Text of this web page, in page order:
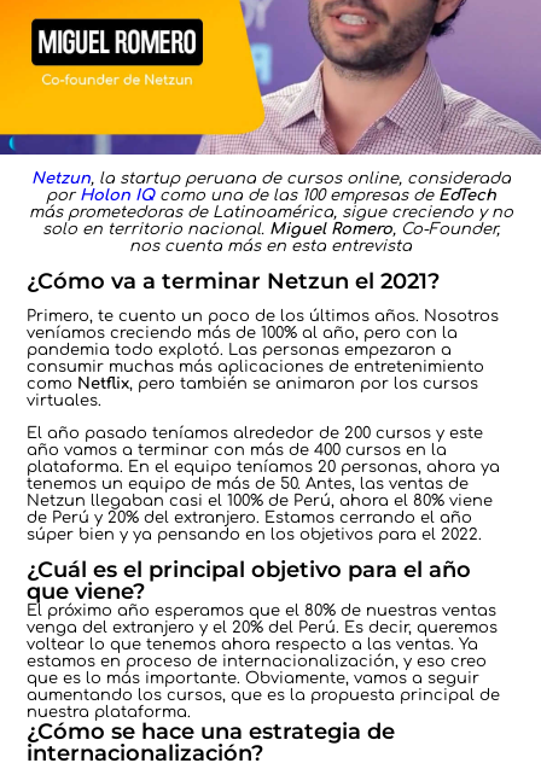
Netzun, la startup peruana de cursos online, considerada
por Holon IQcomo una de las 100 empresas de EdTech
más prometedoras de Latinoamérica, sigue creciendo y no
solo en territorio nacional. Miguel Romero, Co-Founder,
nos cuenta más en esta entrevista
¿Cómo va a terminar Netzun el 2021?
Primero, te cuento un poco de los últimos años. Nosotros
veníamos creciendo más de 100% al año, pero con la
pandemia todo explotó. Las personas empezaron a
consumir muchas más aplicaciones de entretenimiento
como Netflix, pero también se animaron por los cursos
virtuales.
El año pasado teníamos alrededor de 200 cursos y este
año vamos a terminar con más de 400 cursos en la
plataforma. En el equipo teníamos 20 personas, ahora ya
tenemos un equipo de más de 50. Antes, las ventas de
Netzun llegaban casi el 100% de Perú, ahora el 80% viene
de Perú y 20% del extranjero. Estamos cerrando el año
súper bien y ya pensando en los objetivos para el 2022.
¿Cuál es el principal objetivo para el año
que viene?
El próximo año esperamos que el 80% de nuestras ventas
venga del extranjero y el 20% del Perú. Es decir, queremos
voltear lo que tenemos ahora respecto a las ventas. Ya
estamos en proceso de internacionalización, y eso creo
que es lo más importante. Obviamente, vamos a seguir
aumentando los cursos, que es la propuesta principal de
nuestra plataforma.
¿Cómo se hace una estrategia de
internacionalización?